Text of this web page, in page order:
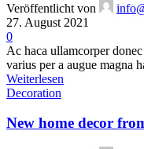
Veröffentlicht von
27. August 2021
0
Ac haca ullamcorper
varius per a augue magna
Weiterlesen
Decoration
New home decor